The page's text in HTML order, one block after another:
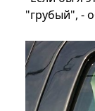
"грубый", -